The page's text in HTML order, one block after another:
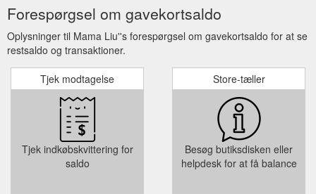
Forespørgsel om gavekortsaldo
Oplysninger til Mama Liu''s forespørgsel om gavekortsaldo for at se
restsaldo og transaktioner.
Tjek modtagelse
Tjek indkøbskvittering for
saldo
Store-tæller
Besøg butiksdisken eller
helpdesk for at få balance